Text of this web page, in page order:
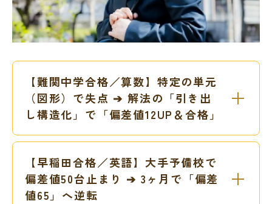
【難関中学合格／算数】特定の単元
（図形）で失点 ➔ 解法の「引き出
し構造化」で「偏差値12UP＆合格」
【早稲田合格／英語】大手予備校で
偏差値50台止まり ➔ 3ヶ月で「偏差
値65」へ逆転